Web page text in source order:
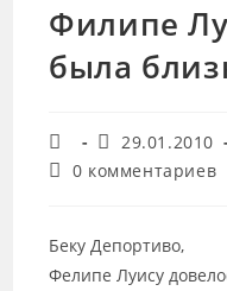
Филипе
была
Автор
записи:
Запись
опубликована:
29.01.2010
Комментарии
0 комментариев
Беку Депортиво,
Фелипе Луису